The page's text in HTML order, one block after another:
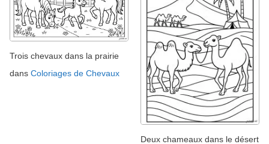
Trois chevaux dans la prairie
dans Coloriages de Chevaux
Deux chameaux dans le désert